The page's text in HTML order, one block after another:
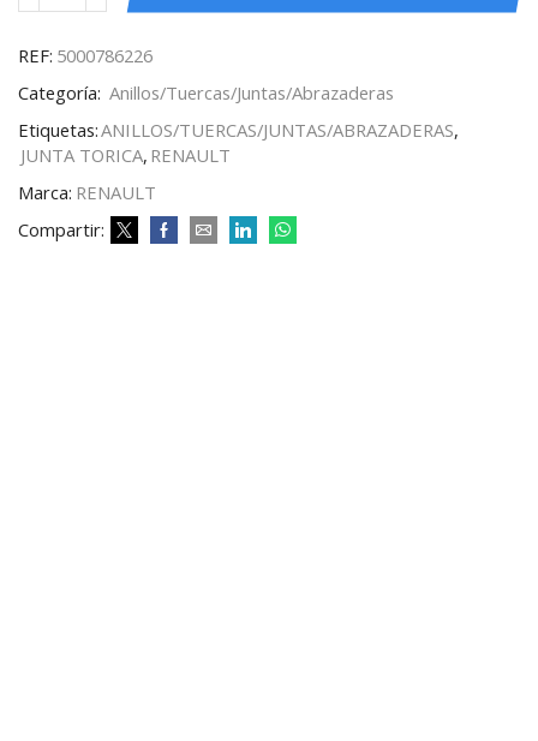
REF: 5000786226
Categoría: Anillos/Tuercas/Juntas/Abrazaderas
Etiquetas:ANILLOS/TUERCAS/JUNTAS/ABRAZADERAS,
JUNTA TORICA, RENAULT
Marca: RENAULT
Compartir: